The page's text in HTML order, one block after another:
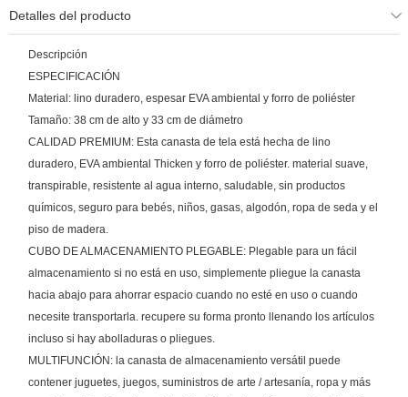
Detalles del producto
Descripción
ESPECIFICACIÓN
Material: lino duradero, espesar EVA ambiental y forro de poliéster
Tamaño: 38 cm de alto y 33 cm de diámetro
CALIDAD PREMIUM: Esta canasta de tela está hecha de lino
duradero, EVA ambiental Thicken y forro de poliéster. material suave,
transpirable, resistente al agua interno, saludable, sin productos
químicos, seguro para bebés, niños, gasas, algodón, ropa de seda y el
piso de madera.
CUBO DE ALMACENAMIENTO PLEGABLE: Plegable para un fácil
almacenamiento si no está en uso, simplemente pliegue la canasta
hacia abajo para ahorrar espacio cuando no esté en uso o cuando
necesite transportarla. recupere su forma pronto llenando los artículos
incluso si hay abolladuras o pliegues.
MULTIFUNCIÓN: la canasta de almacenamiento versátil puede
contener juguetes, juegos, suministros de arte / artesanía, ropa y más